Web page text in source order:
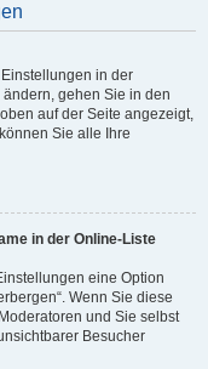
in der
gehen Sie in den
auf der Seite angezeigt,
Sie alle Ihre
in der Online-Liste
eine Option
Wenn Sie diese
und Sie selbst
Besucher